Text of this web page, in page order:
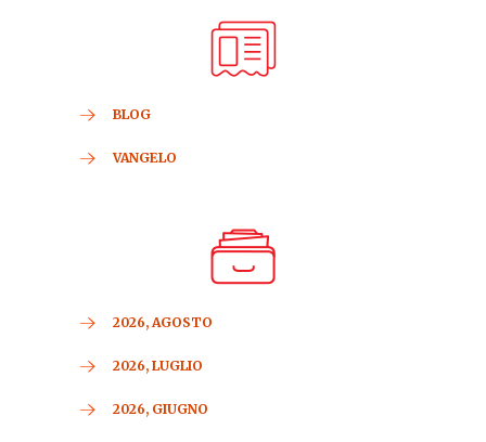
BLOG
VANGELO
2026, AGOSTO
2026, LUGLIO
2026, GIUGNO